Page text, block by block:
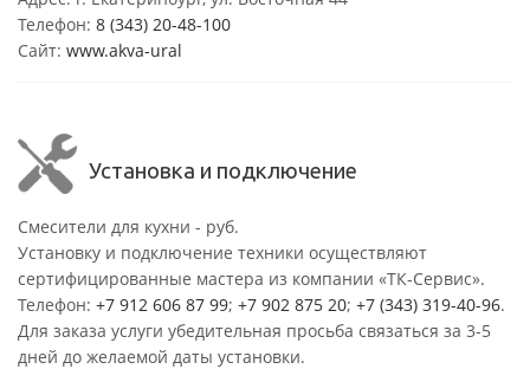
Телефон: 8 (343) 20-48-100
Сайт: www.akva-ural
Установка и подключение
Смесители для кухни - руб.
Установку и подключение техники осуществляют
сертифицированные мастера из компании «ТК-Сервис».
Телефон: +7 912 606 87 99; +7 902 875 20; +7 (343) 319-40-96.
Для заказа услуги убедительная просьба связаться за 3-5
дней до желаемой даты установки.